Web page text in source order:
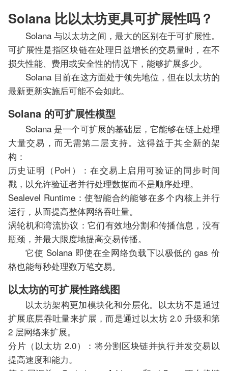
Solana 比以太坊更具可扩展性吗？
Solana 与以太坊之间，最大的区别在于可扩展性。
可扩展性是指区块链在处理日益增长的交易量时，在不
损失性能、费用或安全性的情况下，能够扩展多少。
Solana 目前在这方面处于领先地位，但在以太坊的
最新更新实施后可能不会如此。
Solana 的可扩展性模型
Solana 是一个可扩展的基础层，它能够在链上处理
大量交易，而无需第二层支持。这得益于其全新的架
构：
历史证明（PoH）：在交易上启用可验证的同步时间
戳，以允许验证者并行处理数据而不是顺序处理。
Sealevel Runtime：使智能合约能够在多个内核上并行
运行，从而提高整体网络吞吐量。
涡轮机和湾流协议：它们有效地分割和传播信息，没有
瓶颈，并最大限度地提高交易传播。
它使 Solana 即使在全网络负载下以极低的 gas 价
格也能每秒处理数万笔交易。
以太坊的可扩展性路线图
以太坊架构更加模块化和分层化。以太坊不是通过
扩展底层吞吐量来扩展，而是通过以太坊 2.0 升级和第
2 层网络来扩展。
分片（以太坊 2.0）：将分割区块链并执行并发交易以
提高速度和能力。